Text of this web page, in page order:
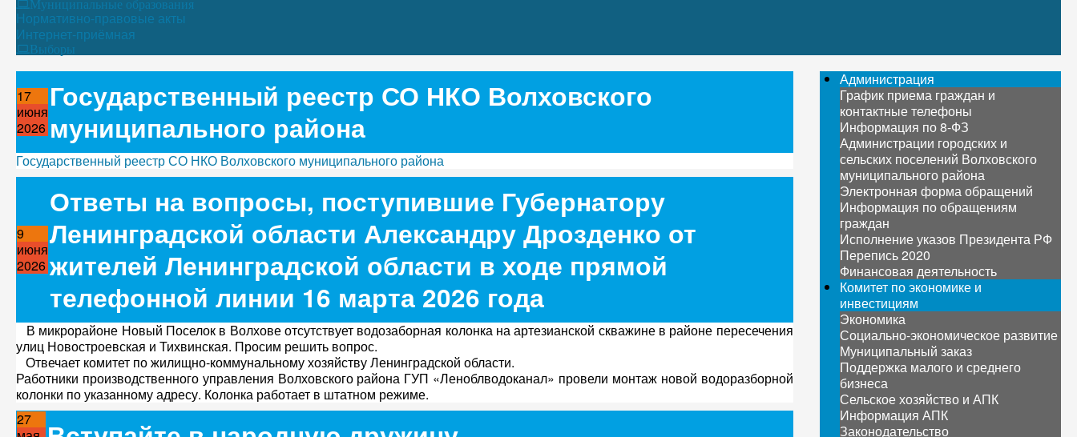
Муниципальные образования
Нормативно-правовые акты
Интернет-приёмная
Выборы
17
июня
2026
Государственный реестр СО НКО Волховского
муниципального района
Государственный реестр СО НКО Волховского муниципального района
9
июня
2026
Ответы на вопросы, поступившие Губернатору
Ленинградской области Александру Дрозденко от
жителей Ленинградской области в ходе прямой
телефонной линии 16 марта 2026 года
В микрорайоне Новый Поселок в Волхове отсутствует водозаборная колонка на артезианской скважине в районе пересечения
улиц Новостроевская и Тихвинская. Просим решить вопрос.
Отвечает комитет по жилищно-коммунальному хозяйству Ленинградской области.
Работники производственного управления Волховского района ГУП «Леноблводоканал» провели монтаж новой водоразборной
колонки по указанному адресу. Колонка работает в штатном режиме.
27
Администрация
График приема граждан и
контактные телефоны
Информация по 8-ФЗ
Администрации городских и
сельских поселений Волховского
муниципального района
Электронная форма обращений
Информация по обращениям
граждан
Исполнение указов Президента РФ
Перепись 2020
Финансовая деятельность
Комитет по экономике и
инвестициям
Экономика
Социально-экономическое развитие
Муниципальный заказ
Поддержка малого и среднего
бизнеса
Сельское хозяйство и АПК
Информация АПК
Законодательство